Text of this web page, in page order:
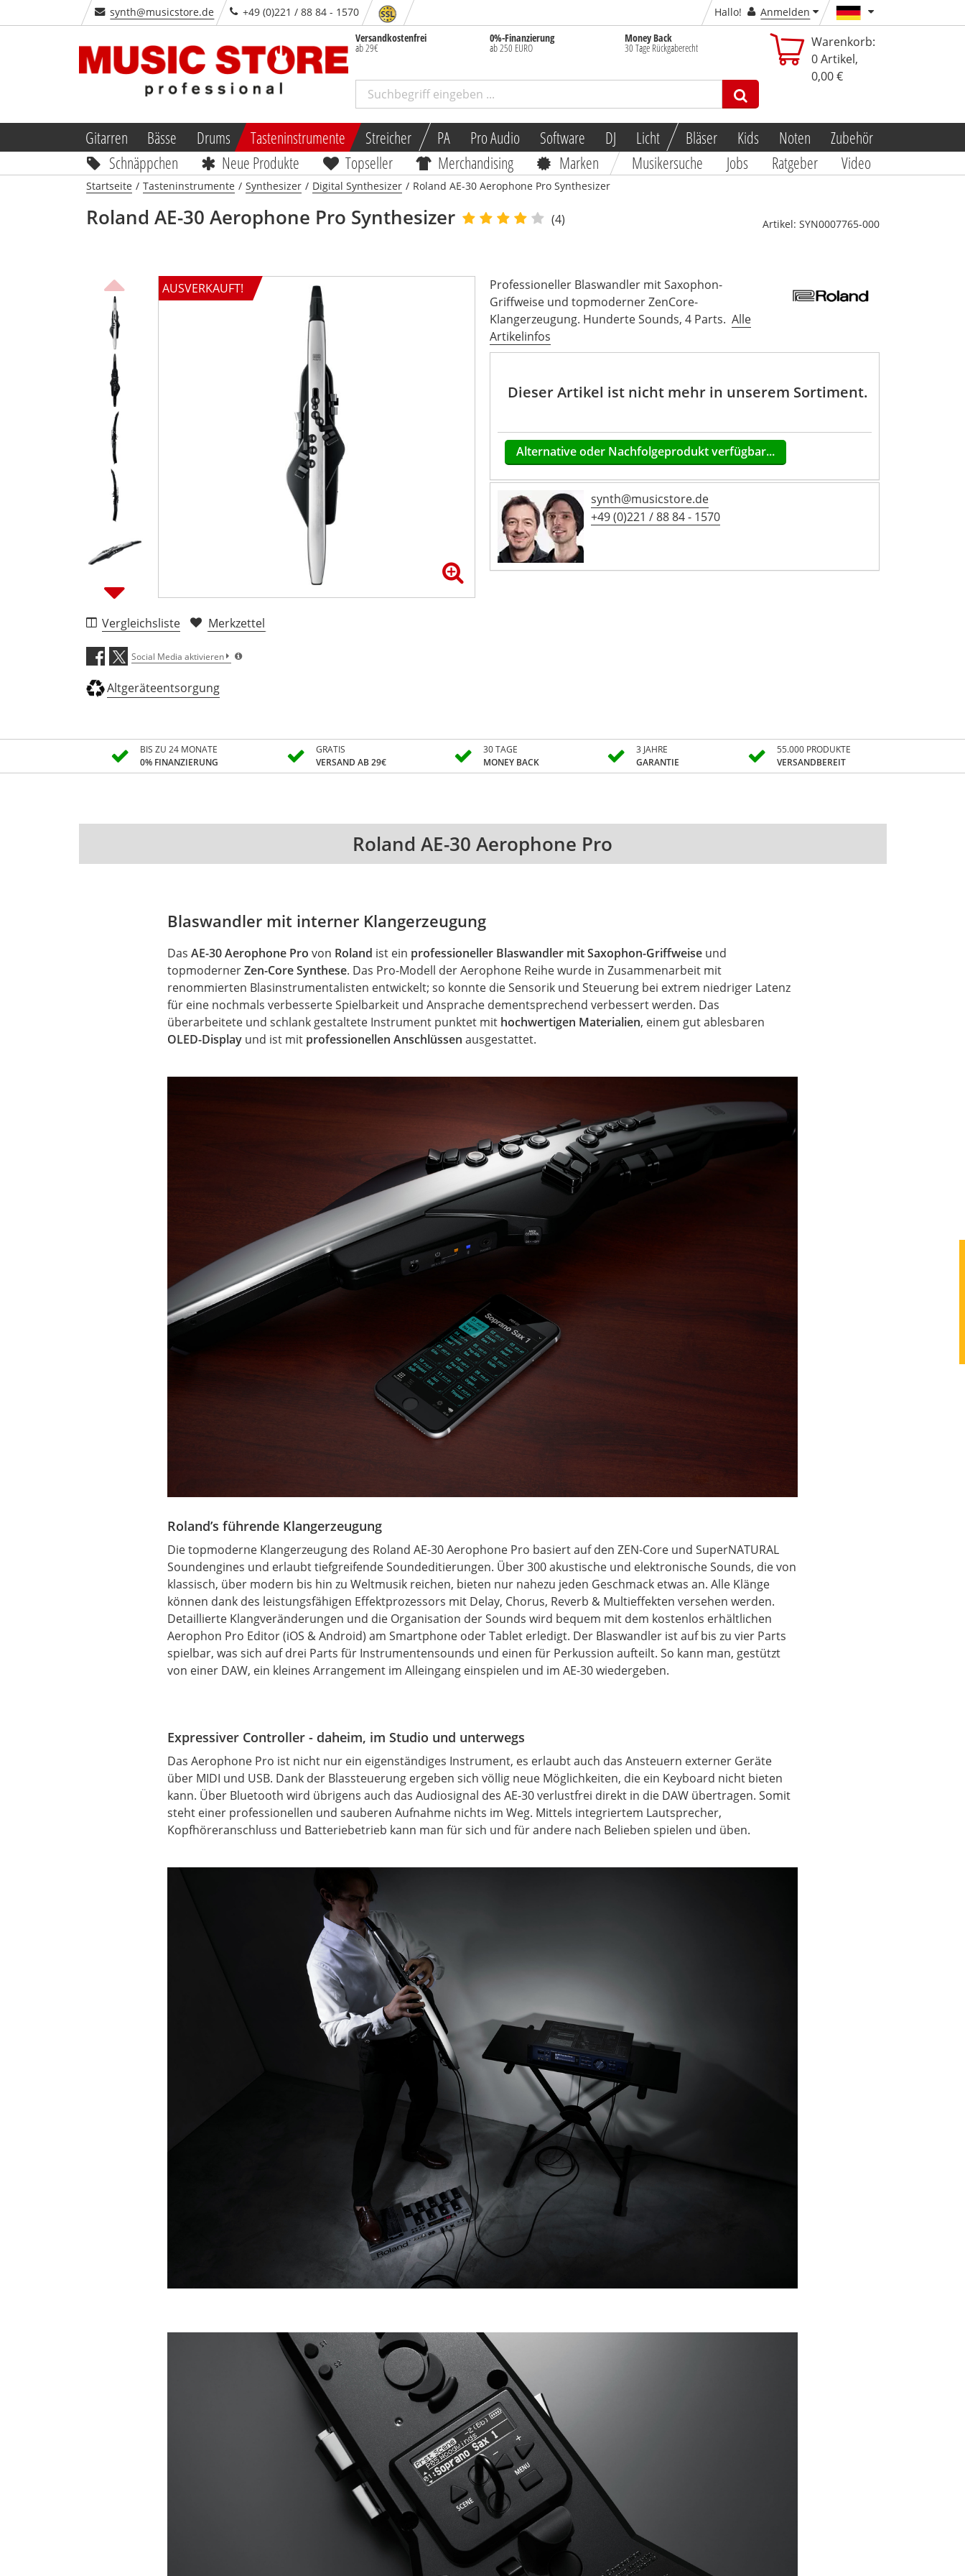
synth@musicstore.de +49 (0)221 / 88 84 - 1570 Hallo!
Anmelden
Versandkostenfrei
ab 29€
0%-Finanzierung
ab 250 EURO
Money Back
30 Tage Rückgaberecht
Warenkorb:
0 Artikel,
0,00 €
Gitarren Bässe Drums Tasteninstrumente Streicher PA Pro Audio Software DJ Licht Bläser Kids Noten
Zubehör
Schnäppchen
Neue Produkte Topseller Merchandising Marken Musikersuche Jobs Ratgeber Video
Startseite / Tasteninstrumente / Synthesizer / Digital Synthesizer / Roland AE-30 Aerophone Pro Synthesizer
Roland AE-30 Aerophone Pro Synthesizer (4) Artikel: SYN0007765-000
AUSVERKAUFT!
Vergleichsliste Merkzettel
Social Media aktivieren
Altgeräteentsorgung
Professioneller Blaswandler mit Saxophon-
Griffweise und topmoderner ZenCore-
Klangerzeugung. Hunderte Sounds, 4 Parts. Alle
Artikelinfos
Dieser Artikel ist nicht mehr in unserem Sortiment.
Alternative oder Nachfolgeprodukt verfügbar...
synth@musicstore.de
+49 (0)221 / 88 84 - 1570
BIS ZU 24 MONATE
0% FINANZIERUNG
GRATIS
VERSAND AB 29€
30 TAGE
MONEY BACK
3 JAHRE
GARANTIE
55.000 PRODUKTE
VERSANDBEREIT
Roland AE-30 Aerophone Pro
Blaswandler mit interner Klangerzeugung
DasAE-30 Aerophone Pro von Roland ist ein professioneller Blaswandler mit Saxophon-Griffweise und
topmodernerZen-Core Synthese. Das Pro-Modell der Aerophone Reihe wurde in Zusammenarbeit mit
renommierten Blasinstrumentalisten entwickelt; so konnte die Sensorik und Steuerung bei extrem niedriger Latenz
für eine nochmals verbesserte Spielbarkeit und Ansprache dementsprechend verbessert werden. Das
überarbeitete und schlank gestaltete Instrument punktet mit hochwertigen Materialien, einem gut ablesbaren
OLED-Display und ist mit professionellen Anschlüssen ausgestattet.
Roland’s führende Klangerzeugung
Die topmoderne Klangerzeugung des Roland AE-30 Aerophone Pro basiert auf den ZEN-Core und SuperNATURAL
Soundengines und erlaubt tiefgreifende Soundeditierungen. Über 300 akustische und elektronische Sounds, die von
klassisch, über modern bis hin zu Weltmusik reichen, bieten nur nahezu jeden Geschmack etwas an. Alle Klänge
können dank des leistungsfähigen Effektprozessors mit Delay, Chorus, Reverb & Multieffekten versehen werden.
Detaillierte Klangveränderungen und die Organisation der Sounds wird bequem mit dem kostenlos erhältlichen
Aerophon Pro Editor (iOS & Android) am Smartphone oder Tablet erledigt. Der Blaswandler ist auf bis zu vier Parts
spielbar, was sich auf drei Parts für Instrumentensounds und einen für Perkussion aufteilt. So kann man, gestützt
von einer DAW, ein kleines Arrangement im Alleingang einspielen und im AE-30 wiedergeben.
Expressiver Controller - daheim, imStudio und unterwegs
Das Aerophone Pro ist nicht nur ein eigenständiges Instrument, es erlaubt auch das Ansteuern externer Geräte
über MIDI und USB. Dank der Blassteuerung ergeben sich völlig neue Möglichkeiten, die ein Keyboard nicht bieten
kann. Über Bluetooth wird übrigens auch das Audiosignal des AE-30 verlustfrei direkt in die DAW übertragen. Somit
steht einer professionellen und sauberen Aufnahme nichts im Weg. Mittels integriertem Lautsprecher,
Kopfhöreranschluss und Batteriebetrieb kann man für sich und für andere nach Belieben spielen und üben.